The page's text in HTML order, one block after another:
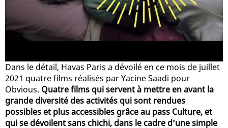
Dans le détail, Havas Paris a dévoilé en ce mois de juillet
2021 quatre films réalisés par Yacine Saadi pour
Obvious. Quatre films qui servent à mettre en avant la
grande diversité des activités qui sont rendues
possibles et plus accessibles grâce au pass Culture, et
qui se dévoilent sans chichi, dans le cadre d’une simple